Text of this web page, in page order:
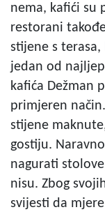
nema, kafići su
restorani
stijene s
jedan od
kafića Dežman
primjeren
stijene
gostiju.
nagurati
nisu. Zbog
svijesti da